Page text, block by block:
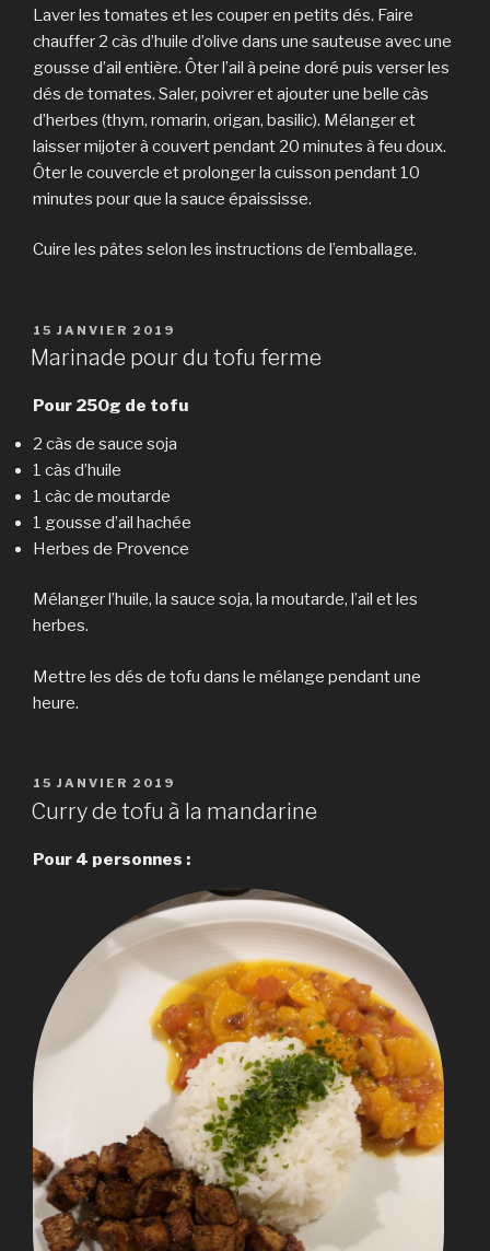
Laver les tomates et les couper en petits dés. Faire
chauffer 2 càs d’huile d’olive dans une sauteuse avec une
gousse d’ail entière. Ôter l’ail à peine doré puis verser les
dés de tomates. Saler, poivrer et ajouter une belle càs
d’herbes (thym, romarin, origan, basilic). Mélanger et
laisser mijoter à couvert pendant 20 minutes à feu doux.
Ôter le couvercle et prolonger la cuisson pendant 10
minutes pour que la sauce épaississe.
Cuire les pâtes selon les instructions de l’emballage.
PUBLIÉ
LE
15 JANVIER 2019
Marinade pour du tofu ferme
Pour 250g de tofu
2 càs de sauce soja
1 càs d’huile
1 càc de moutarde
1 gousse d’ail hachée
Herbes de Provence
Mélanger l’huile, la sauce soja, la moutarde, l’ail et les
herbes.
Mettre les dés de tofu dans le mélange pendant une
heure.
PUBLIÉ
LE
15 JANVIER 2019
Curry de tofu à la mandarine
Pour 4 personnes :